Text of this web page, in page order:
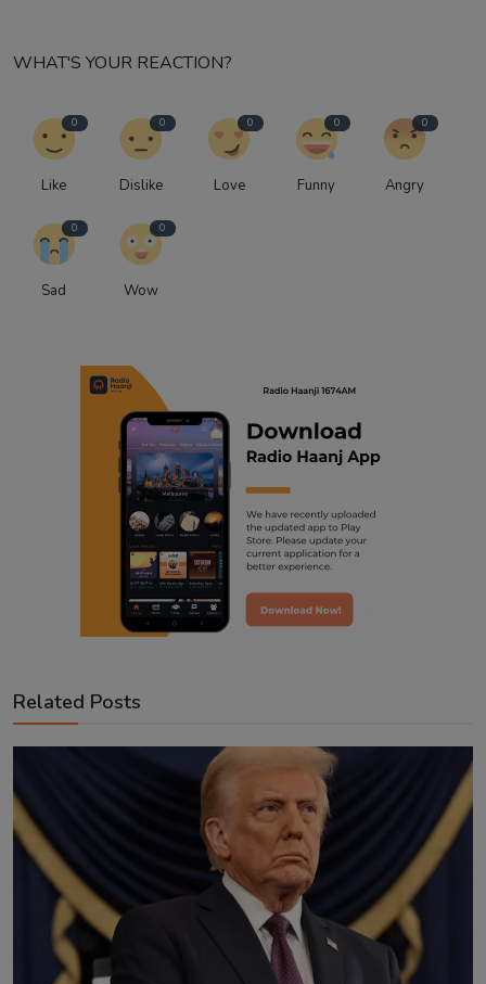
WHAT'S YOUR REACTION?
0
Like
0
Dislike
0
Love
0
Funny
0
Angry
0
Sad
0
Wow
Related Posts